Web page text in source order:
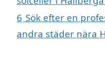
6 Sök efter en
andra städer nära